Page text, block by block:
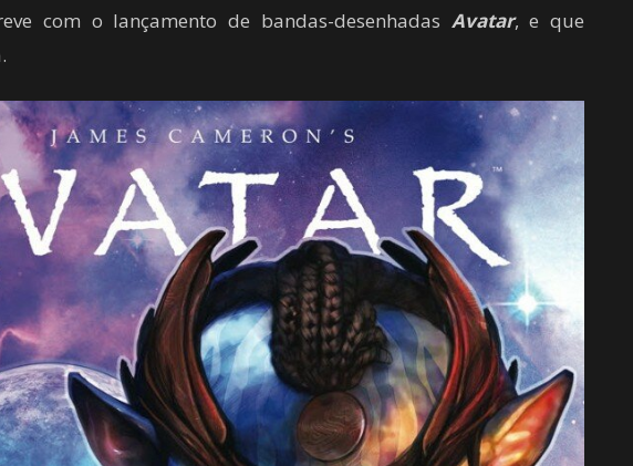
com o lançamento de bandas-desenhadas Avatar, e que